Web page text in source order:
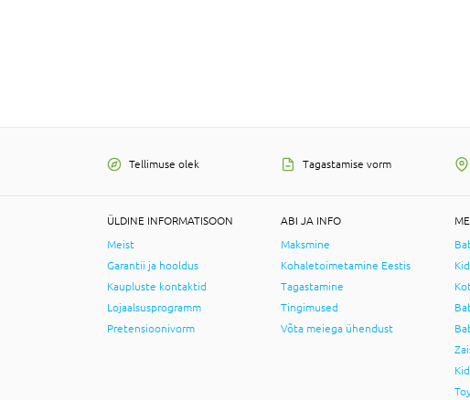
Tellimuse olek Tagastamise vorm
ÜLDINE INFORMATISOON
Meist
Garantii ja hooldus
Kaupluste kontaktid
Lojaalsusprogramm
Pretensioonivorm
ABI JA INFO
Maksmine
Kohaletoimetamine Eestis
Tagastamine
Tingimused
Võta meiega ühendust